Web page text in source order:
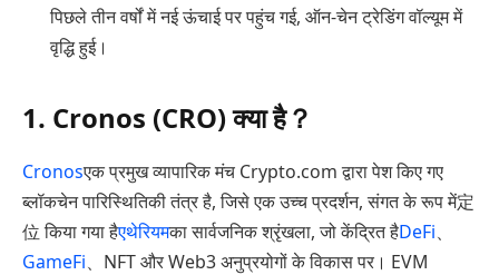
पिछले तीन वर्षों में नई ऊंचाई पर पहुंच गई, ऑन-चेन ट्रेडिंग वॉल्यूम में
वृद्धि हुई।
1. Cronos (CRO) क्या है？
Cronosएक प्रमुख व्यापारिक मंच Crypto.com द्वारा पेश किए गए
ब्लॉकचेन पारिस्थितिकी तंत्र है, जिसे एक उच्च प्रदर्शन, संगत के रूप में定
位 किया गया हैएथेरियमका सार्वजनिक श्रृंखला, जो केंद्रित हैDeFi、
GameFi、NFT और Web3 अनुप्रयोगों के विकास पर। EVM